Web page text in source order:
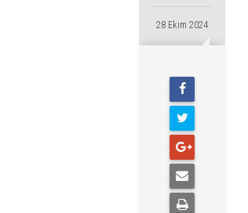
28 Ekim 2024